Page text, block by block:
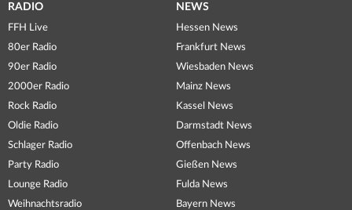
RADIO
FFH Live
80er Radio
90er Radio
2000er Radio
Rock Radio
Oldie Radio
Schlager Radio
Party Radio
Lounge Radio
Weihnachtsradio
NEWS
Hessen News
Frankfurt News
Wiesbaden News
Mainz News
Kassel News
Darmstadt News
Offenbach News
Gießen News
Fulda News
Bayern News